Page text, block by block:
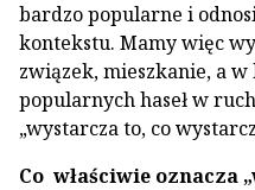
bardzo popularne i
kontekstu. Mamy więc
związek, mieszkanie, a w
popularnych haseł w
„wystarcza to, co
Co właściwie oznacza